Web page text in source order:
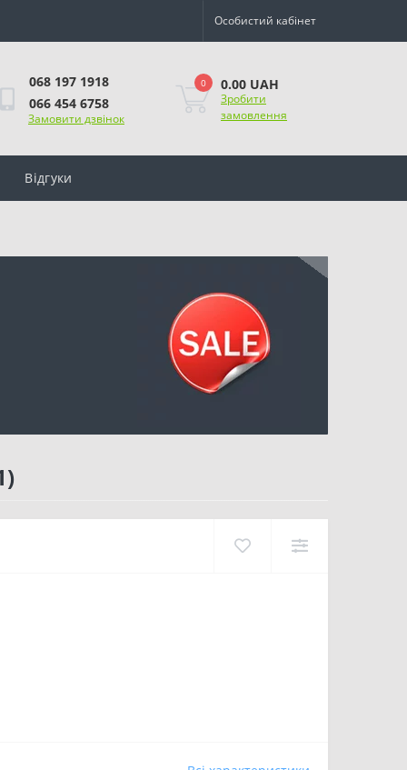
Особистий кабінет
068 197 1918
066 454 6758
Замовити дзвінок
0 0.00 UAH
Зробити
замовлення
Відгуки